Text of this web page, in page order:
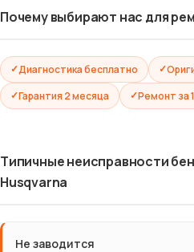
Почему выбирают нас для
Диагностика бесплатно
Гарантия 2 месяца
Ремонт за
Типичные неисправности
Husqvarna
Не заводится